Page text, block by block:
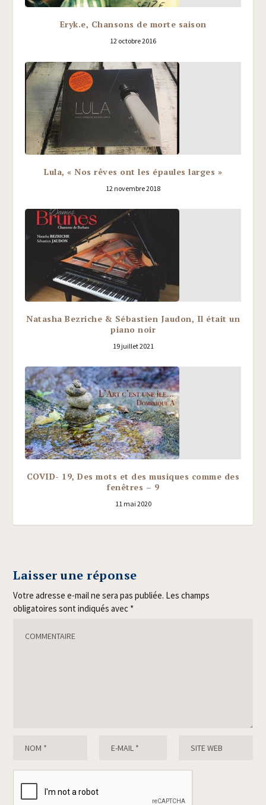
Eryk.e, Chansons de morte saison
12 octobre 2016
Lula, « Nos rêves ont les épaules larges »
12 novembre 2018
Natasha Bezriche & Sébastien Jaudon, Il était un
piano noir
19 juillet 2021
COVID- 19, Des mots et des musiques comme des
fenêtres – 9
11 mai 2020
Laisser une réponse
Votre adresse e-mail ne sera pas publiée. Les champs
obligatoires sont indiqués avec *